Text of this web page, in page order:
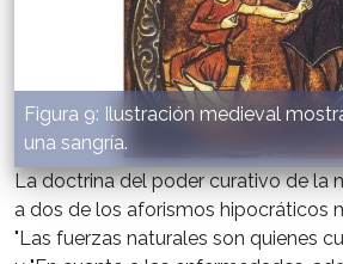
Figura 9: Ilustración medieval
una sangría.
La doctrina del poder curativo de la
a dos de los aforismos hipocráticos
"Las fuerzas naturales son quienes